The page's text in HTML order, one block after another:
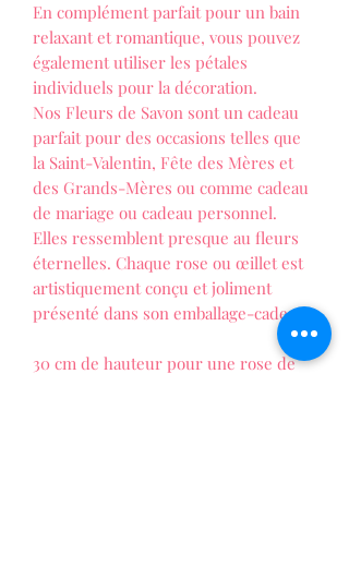
En complément parfait pour un bain
relaxant et romantique, vous pouvez
également utiliser les pétales
individuels pour la décoration.
Nos Fleurs de Savon sont un cadeau
parfait pour des occasions telles que
la Saint-Valentin, Fête des Mères et
des Grands-Mères ou comme cadeau
de mariage ou cadeau personnel.
Elles ressemblent presque au fleurs
éternelles. Chaque rose ou œillet est
artistiquement conçu et joliment
présenté dans son emballage-cadeau.
30 cm de hauteur pour une rose de